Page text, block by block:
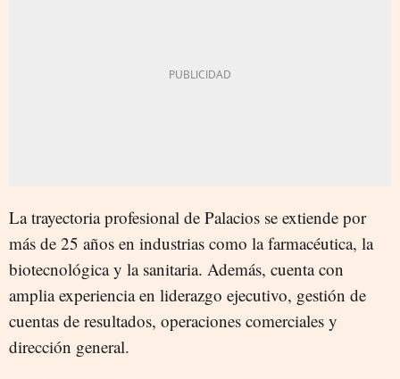
La trayectoria profesional de Palacios se extiende por
más de 25 años en industrias como la farmacéutica, la
biotecnológica y la sanitaria. Además, cuenta con
amplia experiencia en liderazgo ejecutivo, gestión de
cuentas de resultados, operaciones comerciales y
dirección general.